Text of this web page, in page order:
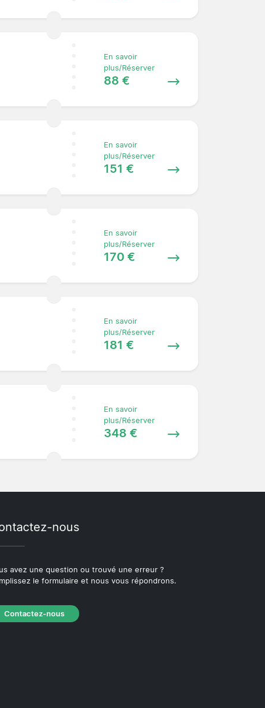
En savoir
plus/Réserver
88 €
En savoir
plus/Réserver
151 €
En savoir
plus/Réserver
170 €
En savoir
plus/Réserver
181 €
En savoir
plus/Réserver
348 €
nous
avez une question ou trouvé une erreur ?
le formulaire et nous vous répondrons.
Contactez-nous